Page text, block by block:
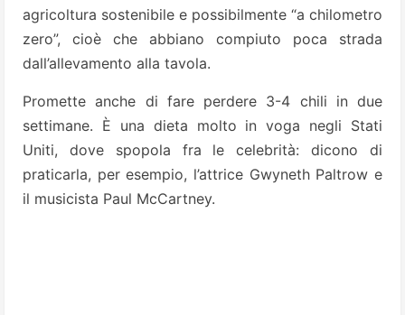
agricoltura sostenibile e possibilmente “a chilometro
zero”, cioè che abbiano compiuto poca strada
dall’allevamento alla tavola.
Promette anche di fare perdere 3-4 chili in due
settimane. È una dieta molto in voga negli Stati
Uniti, dove spopola fra le celebrità: dicono di
praticarla, per esempio, l’attrice Gwyneth Paltrow e
il musicista Paul McCartney.